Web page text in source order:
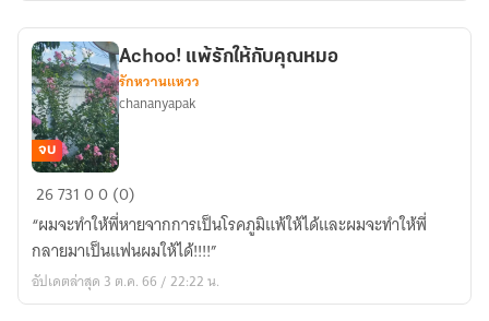
พี่
จัส
พี่
ชาย
ของ
เจ
นิส)
Achoo!
รัก
ให้
กับ
จบ
Achoo! แพ้รักให้กับคุณหมอ
รักหวานแหวว
chananyapak
2673100 (0)
“ผมจะทำให้พี่หายจากการเป็นโรคภูมิแพ้ให้ได้และผมจะทำให้พี่
กลายมาเป็นแฟนผมให้ได้!!!!”
อัปเดตล่าสุด 3 ต.ค. 66 / 22:22 น.